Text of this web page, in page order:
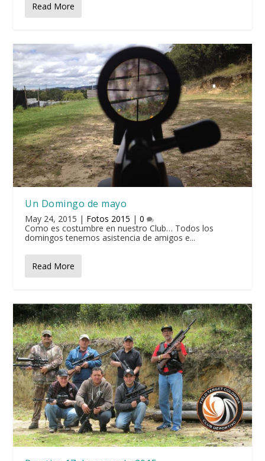
Read More
Un Domingo de mayo
May 24, 2015 | Fotos 2015 |0
Como es costumbre en nuestro Club… Todos los
domingos tenemos asistencia de amigos e...
Read More